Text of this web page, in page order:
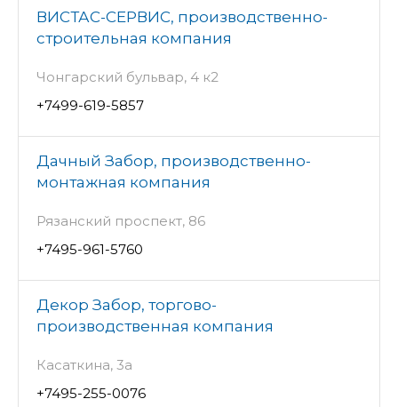
ВИСТАС-СЕРВИС, производственно-
строительная компания
Чонгарский бульвар, 4 к2
+7499-619-5857
Дачный Забор, производственно-
монтажная компания
Рязанский проспект, 86
+7495-961-5760
Декор Забор, торгово-
производственная компания
Касаткина, 3а
+7495-255-0076